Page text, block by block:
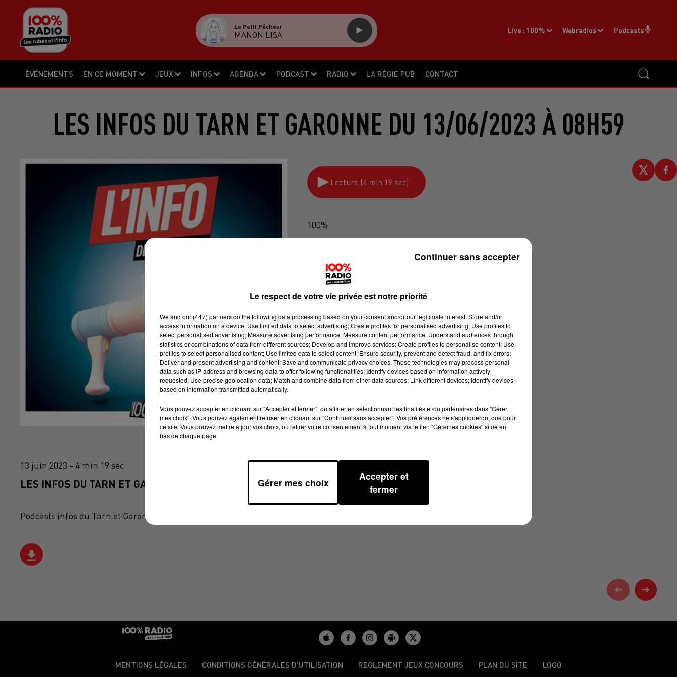
ÉVÉNEMENTS EN CE MOMENT JEUX INFOS AGENDA PODCAST RADIO LA RÉGIE PUB CONTACT
Live : 100% Webradios Podcasts
Le Petit Pêcheur
MANON LISA
LES INFOS DU TARN ET GARONNE DU 13/06/2023 À 08H59
Lecture (4 min 19 sec)
100%
13 juin 2023 - 4 min 19 sec
LES INFOS DU TARN ET GARONNE DU 13/06/2023 À 08H59
Podcasts infos du Tarn et Garonne
MENTIONS LÉGALES CONDITIONS GÉNÉRALES D’UTILISATION REGLEMENT JEUX CONCOURS PLAN DU SITE LOGO
Le respect de votre vie privée est notre priorité
We and our (447) partnersdo the following data processing based on your consent and/or our legitimate interest: Store and/or
access information on a device; Use limited data to select advertising; Create profiles for personalised advertising; Use profiles to
select personalised advertising; Measure advertising performance; Measure content performance; Understand audiences through
statistics or combinations of data from different sources; Develop and improve services; Create profiles to personalise content; Use
profiles to select personalised content; Use limited data to select content; Ensure security, prevent and detect fraud, and fix errors;
Deliver and present advertising and content; Save and communicate privacy choices. These technologies may process personal
data such as IP address and browsing data to offer following functionalities: Identify devices based on information actively
requested; Use precise geolocation data; Match and combine data from other data sources; Link different devices; Identify devices
based on information transmitted automatically.
Vous pouvez accepter en cliquant sur "Accepter et fermer", ou affiner en sélectionnant les finalités et/ou partenaires dans "Gérer
mes choix". Vous pouvez également refuser en cliquant sur "Continuer sans accepter". Vos préférences ne s'appliqueront que pour
ce site. Vous pouvez mettre à jour vos choix, ou retirer votre consentement à tout moment via le lien "Gérer les cookies" situé en
bas de chaque page.
Gérer mes choix
Accepter et
fermer
Continuer sans accepter